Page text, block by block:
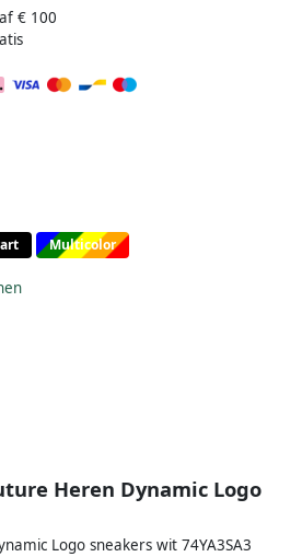
€ 100
Multicolor
Heren Dynamic Logo
Logo sneakers wit 74YA3SA3